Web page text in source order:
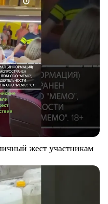
жест участникам